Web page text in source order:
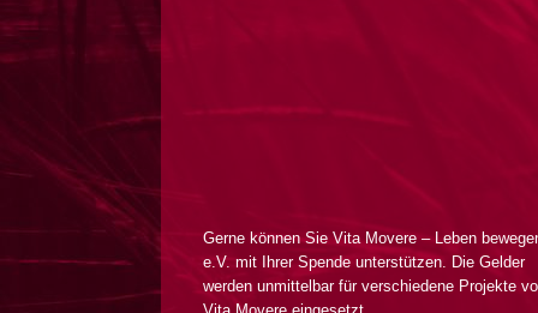
Gerne können Sie Vita Movere – Leben
e.V. mit Ihrer Spende unterstützen. Die Gelder
werden unmittelbar für verschiedene Projekte